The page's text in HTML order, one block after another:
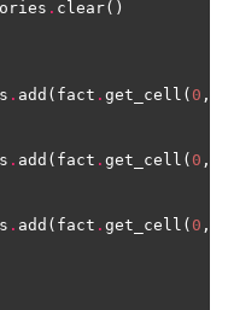
.
. add(fact . get_cell( 0
. add(fact . get_cell( 0
. add(fact . get_cell( 0